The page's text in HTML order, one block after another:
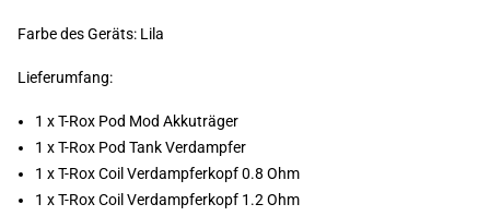
Farbe des Geräts: Lila
Lieferumfang:
1 x T-Rox Pod Mod Akkuträger
1 x T-Rox Pod Tank Verdampfer
1 x T-Rox Coil Verdampferkopf 0.8 Ohm
1 x T-Rox Coil Verdampferkopf 1.2 Ohm